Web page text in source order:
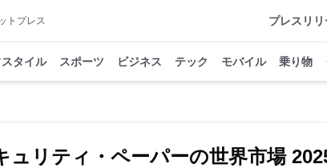
トプレス プレスリ
タイル スポーツ ビジネス テック モバイル 乗り物
ュリティ・ペーパーの世界市場